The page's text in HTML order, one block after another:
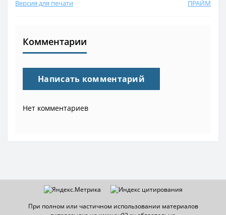
Версия для печати ПРАЙМ
Комментарии
Написать комментарий
Нет комментариев
При полном или частичном использовании материалов